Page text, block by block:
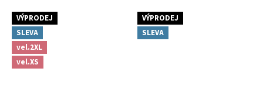
VÝPRODEJ
SLEVA
vel.2XL
vel.XS
VÝPRODEJ
SLEVA